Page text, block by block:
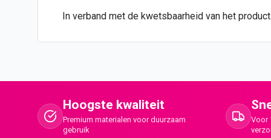
In verband met de kwetsbaarheid van het
Hoogste kwaliteit
Premium materialen voor duurzaam
gebruik
Voor